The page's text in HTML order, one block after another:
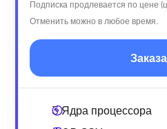
Подписка продлевается по цене
Отменить можно в любое время.
3Ядра процессора